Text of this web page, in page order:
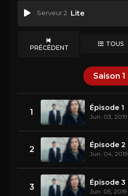
Serveur 2 Lite
PRÉCÉDENT TOUS
Saison 1
1 Épisode 1
Jun. 03, 2019
2 Épisode 2
Jun. 04, 2019
3 Épisode 3
Jun. 05, 2019